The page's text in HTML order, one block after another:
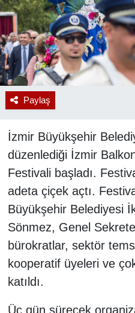
Paylaş
İzmir Büyükşehir
düzenlediği İzmir
Festivali başladı.
adeta çiçek açtı.
Büyükşehir Belediyesi
Sönmez, Genel
bürokratlar, sektör
kooperatif üyeleri ve
katıldı.
Üç gün sürecek